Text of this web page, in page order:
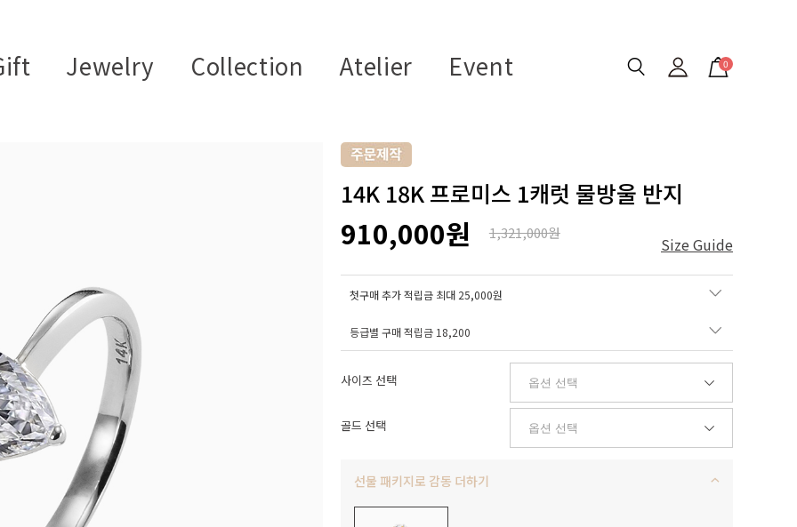
Jewelry Collection Atelier Event 0
14K 18K 프로미스 1캐럿 물방울 반지
910,000원 1,321,000원
Size Guide
첫구매 추가 적립금 최대 25,000원
등급별 구매 적립금 18,200
사이즈 선택
골드 선택
선물 패키지로 감동 더하기